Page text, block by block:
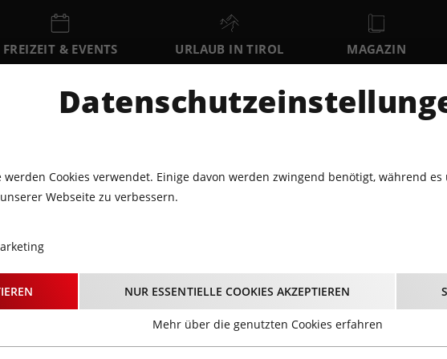
FREIZEIT & EVENTS URLAUB IN TIROL MAGAZIN
EVENTKALENDER
SO MO DI 12
Stindls Fox-&
10.11.2023 - Beginn 22:00 Uhr
Cookies verwendet. Einige davon werden zwingend benötigt, während
Webseite zu verbessern.
NUR ESSENTIELLE COOKIES AKZEPTIEREN
Mehr über die genutzten Cookies erfahren